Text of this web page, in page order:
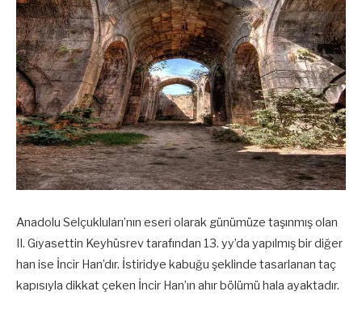
Anadolu Selçukluları’nın eseri olarak günümüze taşınmış olan
II. Gıyasettin Keyhüsrev tarafından 13. yy’da yapılmış bir diğer
han ise İncir Han’dır. İstiridye kabuğu şeklinde tasarlanan taç
kapısıyla dikkat çeken İncir Han’ın ahır bölümü hala ayaktadır.